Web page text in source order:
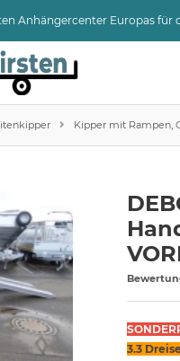
Anhängercenter Europas für
Kipper mit Rampen,
3.3